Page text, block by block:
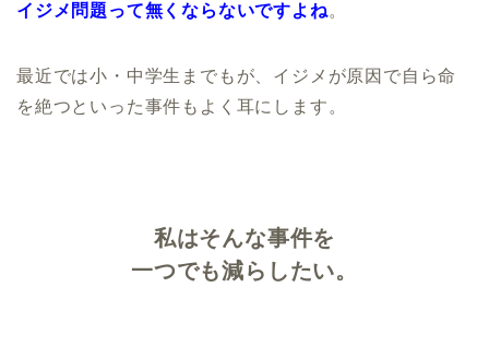
イジメ問題って無くならないですよね。
最近では小・中学生までもが、イジメが原因で自ら命
を絶つといった事件もよく耳にします。
私はそんな事件を
一つでも減らしたい。